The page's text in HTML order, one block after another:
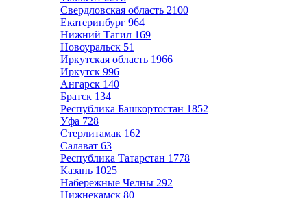
Свердловская область 2100
Екатеринбург 964
Нижний Тагил 169
Новоуральск 51
Иркутская область 1966
Иркутск 996
Ангарск 140
Братск 134
Республика Башкортостан 1852
Уфа 728
Стерлитамак 162
Салават 63
Республика Татарстан 1778
Казань 1025
Набережные Челны 292
Нижнекамск 80